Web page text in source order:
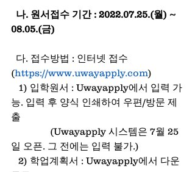
나. 원서접수 기간 : 2022.07.25.(월) ~
08.05.(금)
(https://www.uwayapply.com)
능. 입력 후 양식 인쇄하여 우편/방문 제
출
일 오픈. 그 전에는 입력 불가.)